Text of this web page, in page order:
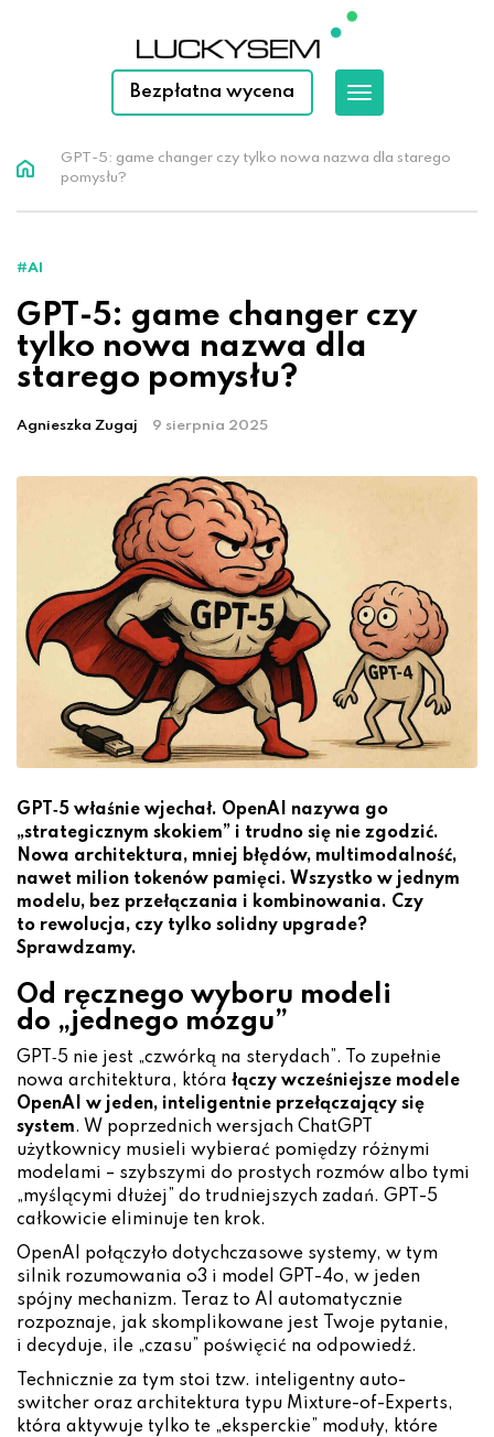
Bezpłatna wycena
GPT-5: game changer czy tylko nowa nazwa dla starego
pomysłu?
#AI
GPT-5: game changer czy
tylko nowa nazwa dla
starego pomysłu?
Agnieszka Zugaj 9 sierpnia 2025
GPT‑5 właśnie wjechał. OpenAI nazywa go
„strategicznym skokiem” i trudno się nie zgodzić.
Nowa architektura, mniej błędów, multimodalność,
nawet milion tokenów pamięci. Wszystko w jednym
modelu, bez przełączania i kombinowania. Czy
to rewolucja, czy tylko solidny upgrade?
Sprawdzamy.
Od ręcznego wyboru modeli
do „jednego mózgu”
GPT‑5 nie jest „czwórką na sterydach”. To zupełnie
nowa architektura, która łączy wcześniejsze modele
OpenAI w jeden, inteligentnie przełączający się
system. W poprzednich wersjach ChatGPT
użytkownicy musieli wybierać pomiędzy różnymi
modelami – szybszymi do prostych rozmów albo tymi
„myślącymi dłużej” do trudniejszych zadań. GPT-5
całkowicie eliminuje ten krok.
OpenAI połączyło dotychczasowe systemy, w tym
silnik rozumowania o3 i model GPT-4o, w jeden
spójny mechanizm. Teraz to AI automatycznie
rozpoznaje, jak skomplikowane jest Twoje pytanie,
i decyduje, ile „czasu” poświęcić na odpowiedź.
Technicznie za tym stoi tzw. inteligentny auto-
switcher oraz architektura typu Mixture-of-Experts,
która aktywuje tylko te „eksperckie” moduły, które